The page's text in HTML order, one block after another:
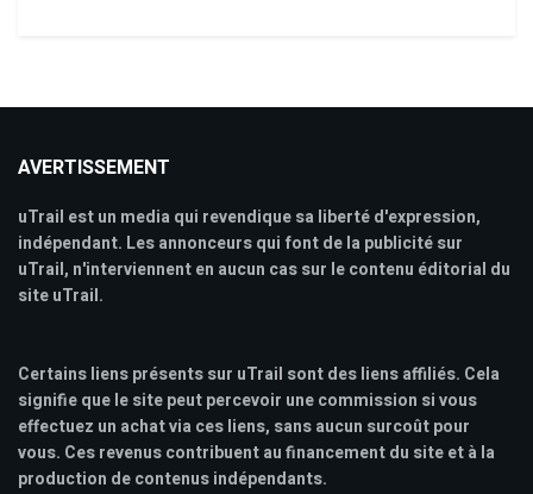
AVERTISSEMENT
uTrail est un media qui revendique sa liberté d'expression,
indépendant. Les annonceurs qui font de la publicité sur
uTrail, n'interviennent en aucun cas sur le contenu éditorial du
site uTrail.
Certains liens présents sur uTrail sont des liens affiliés. Cela
signifie que le site peut percevoir une commission si vous
effectuez un achat via ces liens, sans aucun surcoût pour
vous. Ces revenus contribuent au financement du site et à la
production de contenus indépendants.